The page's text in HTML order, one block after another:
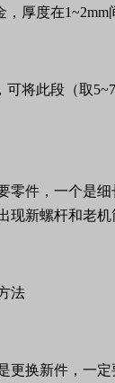
，厚度在1~2mm
可将此段（取
零件，一个是
新螺杆和老机
更换新件，一